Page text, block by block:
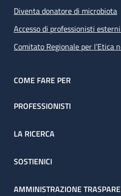
Diventa donatore di microbiota
Accesso di professionisti
Comitato Regionale per l’Etica
COME FARE PER
PROFESSIONISTI
LA RICERCA
SOSTIENICI
AMMINISTRAZIONE